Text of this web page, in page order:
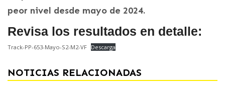
peor nivel desde mayo de 2024.
Revisa los resultados en detalle:
Track-PP-653-Mayo-S2-M2-VF Descarga
NOTICIAS RELACIONADAS